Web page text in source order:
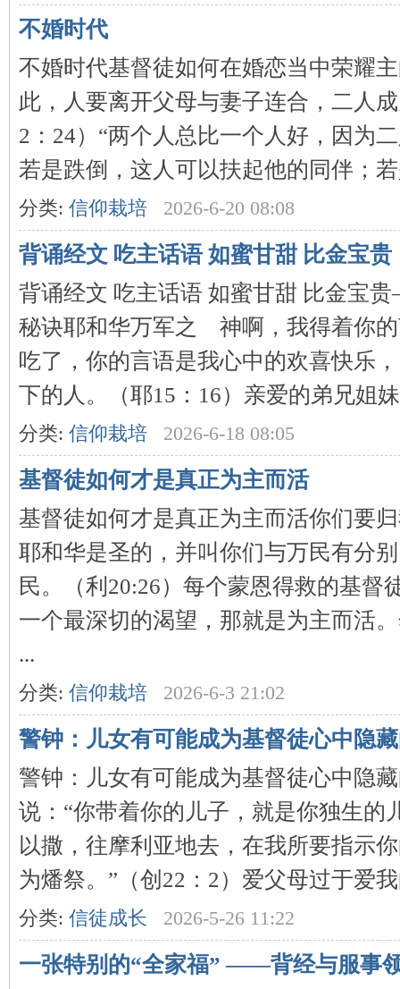
不婚时代
不婚时代基督徒如何在婚恋当中荣耀
此，人要离开父母与妻子连合，二人
2：24）“两个人总比一个人好，因为
若是跌倒，这人可以扶起他的同伴；
分类: 信仰栽培 2026-6-20 08:08
背诵经文 吃主话语 如蜜甘甜 比金宝贵
背诵经文 吃主话语 如蜜甘甜 比金宝
秘诀耶和华万军之 神啊，我得着你
吃了，你的言语是我心中的欢喜快乐
下的人。（耶15：16）亲爱的弟兄姐
分类: 信仰栽培 2026-6-18 08:05
基督徒如何才是真正为主而活
基督徒如何才是真正为主而活你们要
耶和华是圣的，并叫你们与万民有分
民。（利20:26）每个蒙恩得救的基督
一个最深切的渴望，那就是为主而活
...
分类: 信仰栽培 2026-6-3 21:02
警钟：儿女有可能成为基督徒心中隐
警钟：儿女有可能成为基督徒心中隐
说：“你带着你的儿子，就是你独生的
以撒，往摩利亚地去，在我所要指示
为燔祭。”（创22：2）爱父母过于爱
分类: 信徒成长 2026-5-26 11:22
一张特别的“全家福” ——背经与服事